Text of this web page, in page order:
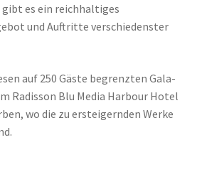
es ein reichhaltiges
und Auftritte verschiedenster
auf 250 Gäste begrenzten Gala-
Radisson Blu Media Harbour Hotel
wo die zu ersteigernden Werke